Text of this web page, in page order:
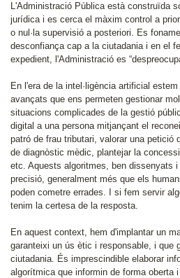
L'Administració Pública està construïda
jurídica i es cerca el màxim control a
o nul·la supervisió a posteriori. Es
desconfiança cap a la ciutadania i en el
expedient, l'Administració es
En l'era de la intel·ligència artificial
avançats que ens permeten gestionar
situacions complicades de la gestió
digital a una persona mitjançant el
patró de frau tributari, valorar una petició
de diagnòstic mèdic, plantejar la
etc. Aquests algoritmes, ben dissenyats
precisió, generalment més que els
poden cometre errades. I si fem servir
tenim la certesa de la resposta.
En aquest context, hem d'implantar un
garanteixi un ús ètic i responsable, i que
ciutadania. És imprescindible elaborar
algorítmica que informin de forma oberta